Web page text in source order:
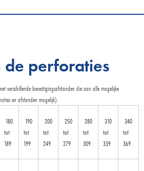
de perforaties
verschillende bevestigingsafstanden die aan alle mogelijke
en afstanden mogelijk).
180
tot
189
190
tot
199
200
tot
249
250
tot
279
280
tot
309
310
tot
339
340
tot
369